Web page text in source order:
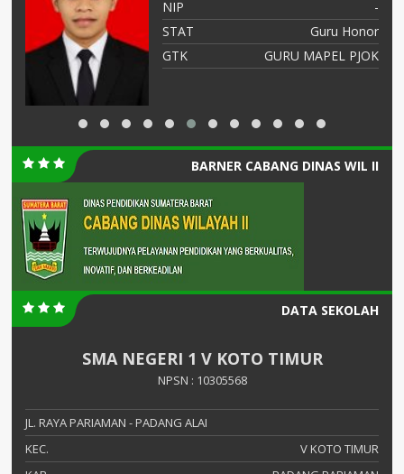
NIP
-
STAT
Guru Honor
GTK
GURU MAPEL PJOK
BARNER CABANG DINAS WIL II
DATA SEKOLAH
SMA NEGERI 1 V KOTO TIMUR
NPSN : 10305568
JL. RAYA PARIAMAN - PADANG ALAI
KEC.
V KOTO TIMUR